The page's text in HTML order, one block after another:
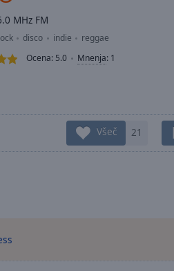
MHz FM
disco indie
reggae
Ocena: 5.0 Mnenja: 1
Všeč 21